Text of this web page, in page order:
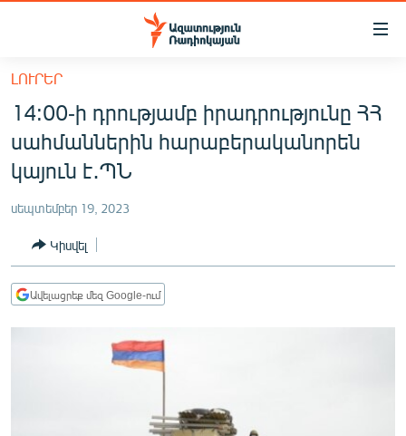
Մատչելիության
հիմնական
բովանդակությանը
Անցնել
հիմնական
մենյուին
ՀԱՅԱՍՏԱՆ
ՔԱՂԱՔԱԿԱՆ
ՀԱՍԱՐԱԿՈՒԹՅՈՒՆ
ՏՆՏԵՍՈՒԹՅՈՒՆ
ՂԱՐԱԲԱՂ
ՊԱՏԵՐԱԶՄԻ 6 ՇԱԲԱԹՆԵՐԸ
ԼՈՒՐԵՐ
14:00-ի դրությամբ իրադրությունը ՀՀ
սահմաններին հարաբերականորեն
կայուն է․ՊՆ
սեպտեմբեր 19, 2023
Կիսվել
Ավելացրեք մեզ Google-ում